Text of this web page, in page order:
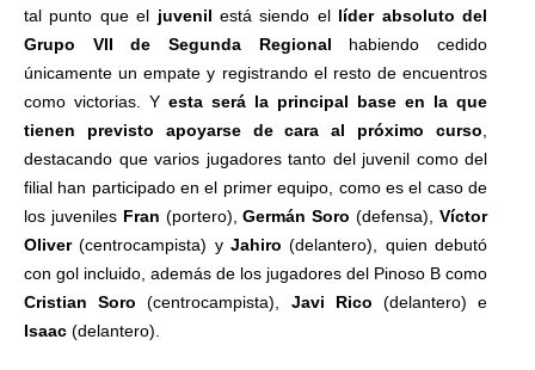
tal punto que el juvenilestá siendo el líder absoluto del
Grupo VII de Segunda Regional habiendo cedido
únicamente un empate y registrando el resto de encuentros
como victorias. Y esta será la principal base en la que
tienen previsto apoyarse de cara al próximo curso
destacando que varios jugadores tanto del juvenil como del
filial han participado en el primer equipo, como es el caso de
los juveniles Fran (portero),Germán Soro(defensa),Víctor
Oliver(centrocampista) yJahiro(delantero), quien debutó
con gol incluido, además de los jugadores del Pinoso B como
Cristian Soro(centrocampista), Javi Rico (delantero) e
Isaac (delantero).